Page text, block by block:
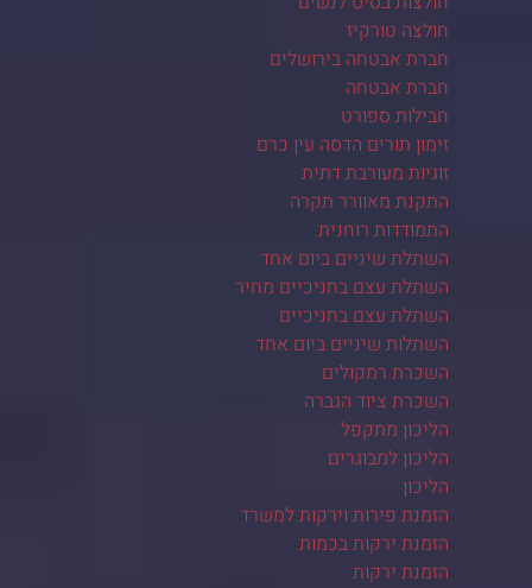
חולצה טורקיז
חברת אבטחה בירושלים
חברת אבטחה
חבילות ספורט
זימון תורים הדסה עין כרם
זוגיות מעורבת דתית
התקנת מאוורר תקרה
התמודדות רוחנית
השתלת שיניים ביום אחד
השתלת עצם בחניכיים מחיר
השתלת עצם בחניכיים
השתלות שיניים ביום אחד
השכרת רמקולים
השכרת ציוד הגברה
הליכון מתקפל
הליכון למבוגרים
הליכון
הזמנת פירות וירקות למשרד
הזמנת ירקות בכמות
הזמנת ירקות